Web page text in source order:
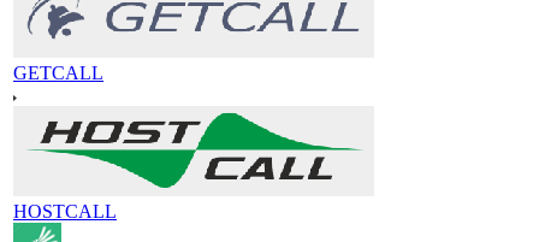
GETCALL
HOSTCALL